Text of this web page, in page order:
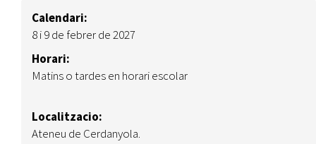
Calendari:
8 i 9 de febrer de 2027
Horari:
Matins o tardes en horari escolar
Localitzacio:
Ateneu de Cerdanyola.